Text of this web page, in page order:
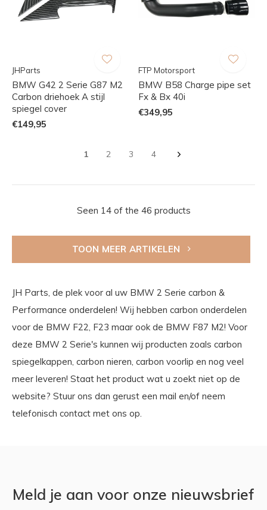
JHParts
BMW G42 2 Serie G87 M2
Carbon driehoek A stijl
spiegel cover
€149,95
FTP Motorsport
BMW B58 Charge pipe set
Fx & Bx 40i
€349,95
1 2 3 4
Seen 14 of the 46 products
TOON MEER ARTIKELEN
JH Parts, de plek voor al uw BMW 2 Serie carbon &
Performance onderdelen! Wij hebben carbon onderdelen
voor de BMW F22, F23 maar ook de BMW F87 M2! Voor
deze BMW 2 Serie's kunnen wij producten zoals carbon
spiegelkappen, carbon nieren, carbon voorlip en nog veel
meer leveren! Staat het product wat u zoekt niet op de
website? Stuur ons dan gerust een mail en/of neem
telefonisch contact met ons op.
Meld je aan voor onze nieuwsbrief